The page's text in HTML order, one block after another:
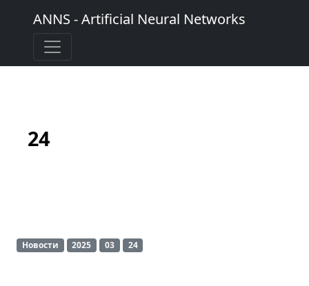
ANNS - Artificial Neural Networks
24
Новости 2025 03 24